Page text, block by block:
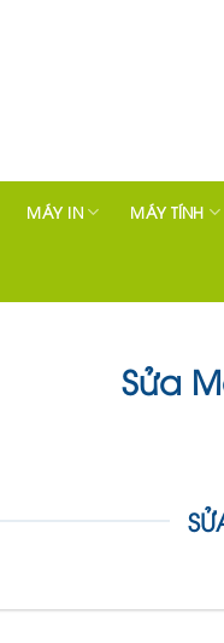
MÁY IN MÁY TÍNH
Sửa